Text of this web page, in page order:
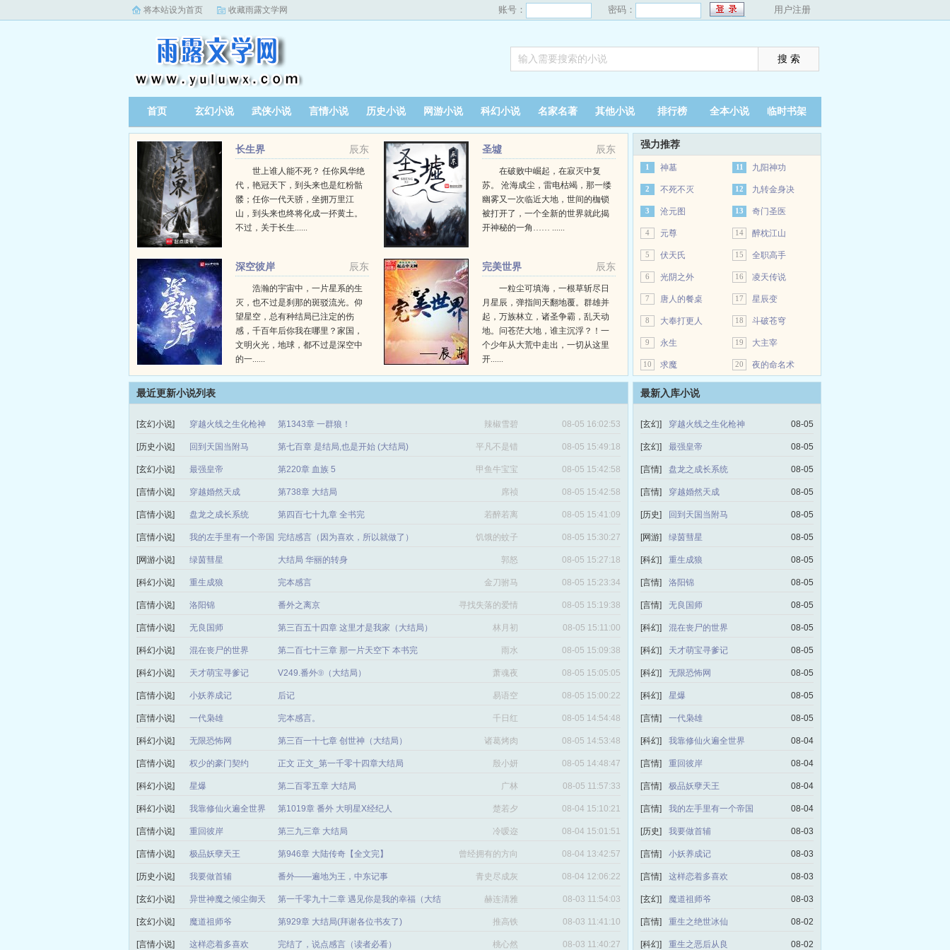
将本站设为首页 收藏雨露文学网 账号： 密码： 用户注册
首页 玄幻小说 武侠小说 言情小说 历史小说 网游小说 科幻小说 名家名著 其他小说 排行榜 全本小说 临时书架
辰东
长生界
世上谁人能不死？ 任你风华绝
代，艳冠天下，到头来也是红粉骷
髅；任你一代天骄，坐拥万里江
山，到头来也终将化成一抔黄土。
不过，关于长生......
辰东
圣墟
在破败中崛起，在寂灭中复
苏。 沧海成尘，雷电枯竭，那一缕
幽雾又一次临近大地，世间的枷锁
被打开了，一个全新的世界就此揭
开神秘的一角…… ......
辰东
深空彼岸
浩瀚的宇宙中，一片星系的生
灭，也不过是刹那的斑驳流光。仰
望星空，总有种结局已注定的伤
感，千百年后你我在哪里？家国，
文明火光，地球，都不过是深空中
的一......
辰东
完美世界
一粒尘可填海，一根草斩尽日
月星辰，弹指间天翻地覆。群雄并
起，万族林立，诸圣争霸，乱天动
地。问苍茫大地，谁主沉浮？！一
个少年从大荒中走出，一切从这里
开......
强力推荐
1 神墓
2 不死不灭
3 沧元图
4 元尊
5 伏天氏
6 光阴之外
7 唐人的餐桌
8 大奉打更人
9 永生
10 求魔
11 九阳神功
12 九转金身决
13 奇门圣医
14 醉枕江山
15 全职高手
16 凌天传说
17 星辰变
18 斗破苍穹
19 大主宰
20 夜的命名术
最近更新小说列表
[玄幻小说] 穿越火线之生化枪神 第1343章 一群狼！ 辣椒雪碧 08-05 16:02:53
[历史小说] 回到天国当附马 第七百章 是结局,也是开始 (大结局) 平凡不是错 08-05 15:49:18
[玄幻小说] 最强皇帝 第220章 血族 5 甲鱼牛宝宝 08-05 15:42:58
[言情小说] 穿越婚然天成 第738章 大结局 席祯 08-05 15:42:58
[言情小说] 盘龙之成长系统 第四百七十九章 全书完 若醉若离 08-05 15:41:09
[言情小说] 我的左手里有一个帝国 完结感言（因为喜欢，所以就做了） 饥饿的蚊子 08-05 15:30:27
[网游小说] 绿茵彗星 大结局 华丽的转身 郭怒 08-05 15:27:18
[科幻小说] 重生成狼 完本感言 金刀驸马 08-05 15:23:34
[言情小说] 洛阳锦 番外之离京 寻找失落的爱情 08-05 15:19:38
[言情小说] 无良国师 第三百五十四章 这里才是我家（大结局） 林月初 08-05 15:11:00
[科幻小说] 混在丧尸的世界 第二百七十三章 那一片天空下 本书完 雨水 08-05 15:09:38
[科幻小说] 天才萌宝寻爹记 V249.番外⑨（大结局） 萧魂夜 08-05 15:05:05
[言情小说] 小妖养成记 后记 易语空 08-05 15:00:22
[言情小说] 一代枭雄 完本感言。 千日红 08-05 14:54:48
[科幻小说] 无限恐怖网 第三百一十七章 创世神（大结局） 诸葛烤肉 08-05 14:53:48
[言情小说] 权少的豪门契约 正文 正文_第一千零十四章大结局 殷小妍 08-05 14:48:47
[科幻小说] 星爆 第二百零五章 大结局 广林 08-05 11:57:33
[科幻小说] 我靠修仙火遍全世界 第1019章 番外 大明星X经纪人 楚若夕 08-04 15:10:21
[言情小说] 重回彼岸 第三九三章 大结局 冷嗳迩 08-04 15:01:51
[言情小说] 极品妖孽天王 第946章 大陆传奇【全文完】
曾经拥有的方向
感
08-04 13:42:57
[历史小说] 我要做首辅 番外——遍地为王，中东记事 青史尽成灰 08-04 12:06:22
[玄幻小说] 异世神魔之倾尘御天
第一千零九十二章 遇见你是我的幸福（大结
局）
赫连清雅 08-03 11:54:03
[玄幻小说] 魔道祖师爷 第929章 大结局(拜谢各位书友了) 推高铁 08-03 11:41:10
[言情小说] 这样恋着多喜欢 完结了，说点感言（读者必看） 桃心然 08-03 11:40:27
最新入库小说
[玄幻] 穿越火线之生化枪神 08-05
[玄幻] 最强皇帝 08-05
[言情] 盘龙之成长系统 08-05
[言情] 穿越婚然天成 08-05
[历史] 回到天国当附马 08-05
[网游] 绿茵彗星 08-05
[科幻] 重生成狼 08-05
[言情] 洛阳锦 08-05
[言情] 无良国师 08-05
[科幻] 混在丧尸的世界 08-05
[科幻] 天才萌宝寻爹记 08-05
[科幻] 无限恐怖网 08-05
[科幻] 星爆 08-05
[言情] 一代枭雄 08-05
[科幻] 我靠修仙火遍全世界 08-04
[言情] 重回彼岸 08-04
[言情] 极品妖孽天王 08-04
[言情] 我的左手里有一个帝国 08-04
[历史] 我要做首辅 08-03
[言情] 小妖养成记 08-03
[言情] 这样恋着多喜欢 08-03
[玄幻] 魔道祖师爷 08-03
[言情] 重生之绝世冰仙 08-02
[科幻] 重生之恶后从良 08-02